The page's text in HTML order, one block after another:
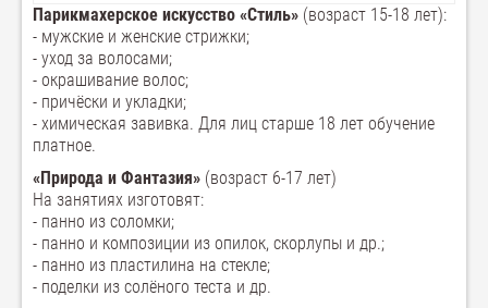
Парикмахерское искусство «Стиль» (возраст 15-18 лет):
- мужские и женские стрижки;
- уход за волосами;
- окрашивание волос;
- причёски и укладки;
- химическая завивка. Для лиц старше 18 лет обучение
платное.
«Природа и Фантазия» (возраст 6-17 лет)
На занятиях изготовят:
- панно из соломки;
- панно и композиции из опилок, скорлупы и др.;
- панно из пластилина на стекле;
- поделки из солёного теста и др.